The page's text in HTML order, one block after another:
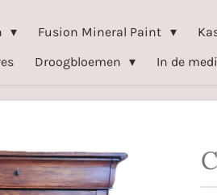
Fusion Mineral Paint
Droogbloemen In de